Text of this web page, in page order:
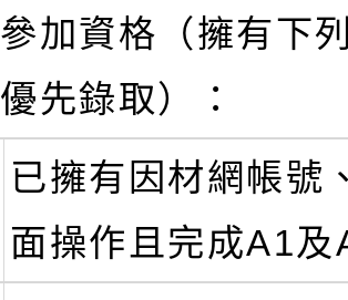
參加資格（擁有下
優先錄取）：
已擁有因材網帳號
面操作且完成A1